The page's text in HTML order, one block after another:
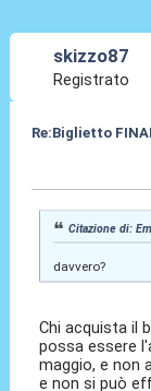
skizzo87
Registrato
Re:Biglietto
Citazione di:
davvero?
Chi acquista il
possa essere
maggio, e non
e non si può